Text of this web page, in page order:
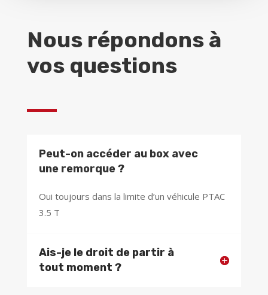
Nous répondons à
vos questions
Peut-on accéder au box avec
une remorque ?
Oui toujours dans la limite d’un véhicule PTAC
3.5 T
Ais-je le droit de partir à
tout moment ?